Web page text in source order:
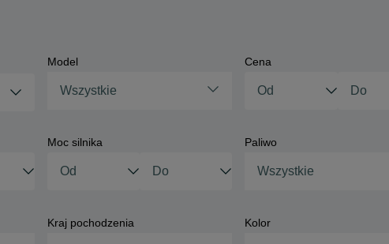
Model
Wszystkie
Cena
Moc silnika Paliwo
Wszystkie
Kraj pochodzenia Kolor